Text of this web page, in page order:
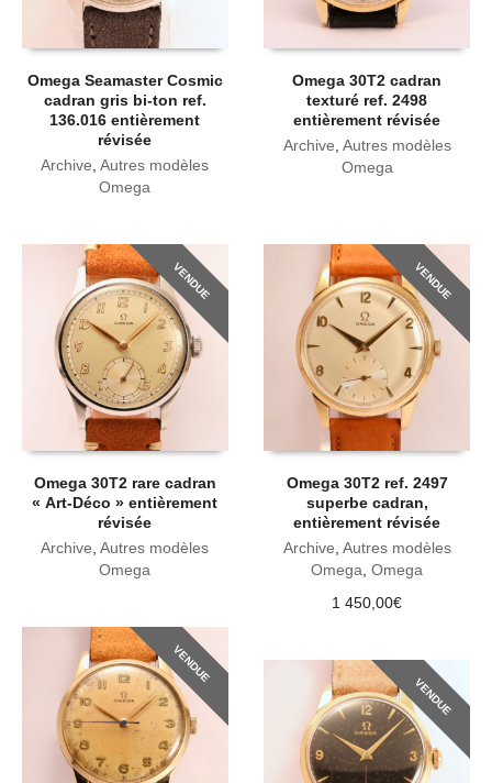
Omega Seamaster Cosmic
cadran gris bi-ton ref.
136.016 entièrement
révisée
Archive,Autres modèles
Omega
Omega 30T2 cadran
texturé ref. 2498
entièrement révisée
Archive, Autres modèles
Omega
VENDUE
Omega 30T2 rare cadran
« Art-Déco » entièrement
révisée
Archive ,Autres modèles
Omega
VENDUE
Omega 30T2 ref. 2497
superbe cadran,
entièrement révisée
Archive Autres modèles
Omega ,Omega
1 450,00€
VENDUE
VENDUE